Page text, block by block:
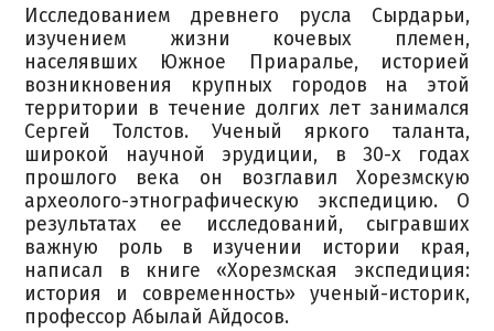
Исследованием древнего русла Сырдарьи,
изучением жизни кочевых племен,
населявших Южное Приаралье, историей
возникновения крупных городов на этой
территории в течение долгих лет занимался
Сергей Толстов. Ученый яркого таланта,
широкой научной эрудиции, в 30-х годах
прошлого века он возглавил Хорезмскую
археолого-этнографическую экспедицию. О
результатах ее исследований, сыгравших
важную роль в изучении истории края,
написал в книге «Хорезмская экспедиция:
история и современность» ученый-историк,
профессор Абылай Айдосов.